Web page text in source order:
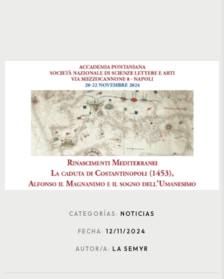
CATEGORÍAS: NOTICIAS
FECHA: 12/11/2024
AUTOR/A: LA SEMYR